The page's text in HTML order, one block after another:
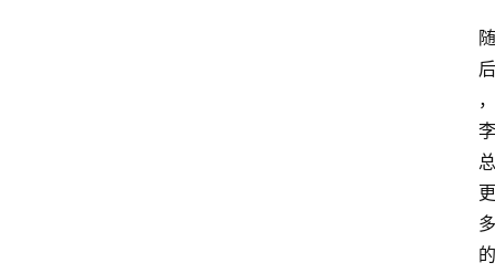
随
后
，
李
总
更
多
的